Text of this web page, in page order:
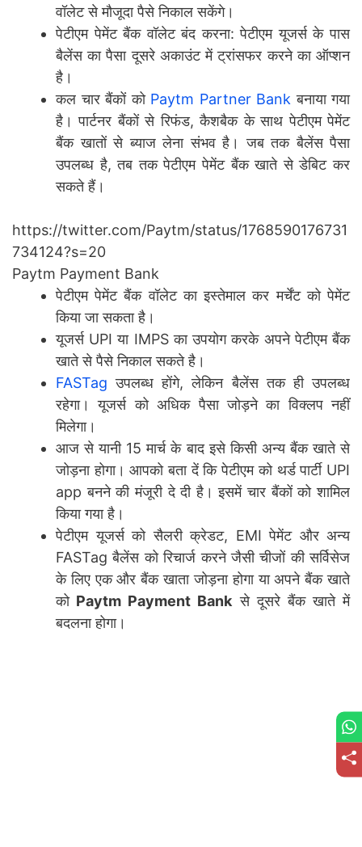
वॉलेट से मौजूदा पैसे निकाल सकेंगे।
पेटीएम पेमेंट बैंक वॉलेट बंद करना: पेटीएम यूजर्स के पास
बैलेंस का पैसा दूसरे अकाउंट में ट्रांसफर करने का ऑप्शन
है।
कल चार बैंकों को Paytm Partner Bank बनाया गया
है। पार्टनर बैंकों से रिफंड, कैशबैक के साथ पेटीएम पेमेंट
बैंक खातों से ब्याज लेना संभव है। जब तक बैलेंस पैसा
उपलब्ध है, तब तक पेटीएम पेमेंट बैंक खाते से डेबिट कर
सकते हैं।
https://twitter.com/Paytm/status/1768590176731
734124?s=20
Paytm Payment Bank
पेटीएम पेमेंट बैंक वॉलेट का इस्तेमाल कर मर्चेंट को पेमेंट
किया जा सकता है।
यूजर्स UPI या IMPS का उपयोग करके अपने पेटीएम बैंक
खाते से पैसे निकाल सकते है।
FASTagउपलब्ध होंगे, लेकिन बैलेंस तक ही उपलब्ध
रहेगा। यूजर्स को अधिक पैसा जोड़ने का विक्लप नहीं
मिलेगा।
आज से यानी 15 मार्च के बाद इसे किसी अन्य बैंक खाते से
जोड़ना होगा। आपको बता दें कि पेटीएम को थर्ड पार्टी UPI
app बनने की मंजूरी दे दी है। इसमें चार बैंकों को शामिल
किया गया है।
पेटीएम यूजर्स को सैलरी क्रेडट, EMI पेमेंट और अन्य
FASTag बैलेंस को रिचार्ज करने जैसी चीजों की सर्विसेज
के लिए एक और बैंक खाता जोड़ना होगा या अपने बैंक खाते
कोPaytm Payment Bank से दूसरे बैंक खाते में
बदलना होगा।